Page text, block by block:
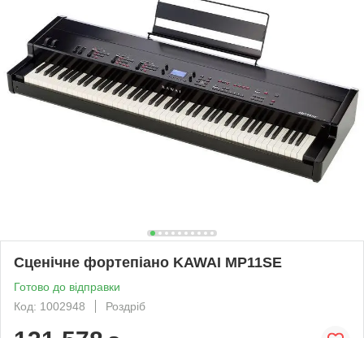
Сценічне фортепіано KAWAI MP11SE
Готово до відправки
Код: 1002948
Роздріб